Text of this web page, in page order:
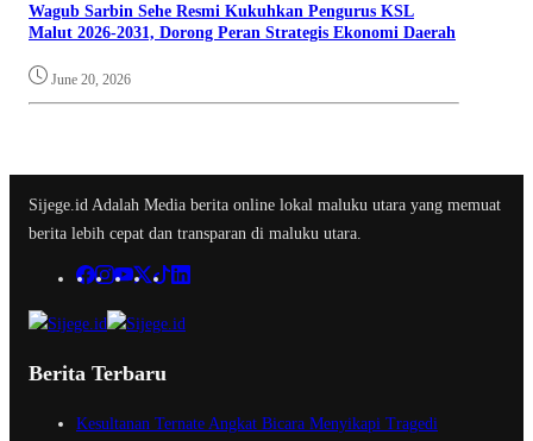
Wagub Sarbin Sehe Resmi Kukuhkan Pengurus KSL
Malut 2026-2031, Dorong Peran Strategis Ekonomi Daerah
June 20, 2026
Sijege.id Adalah Media berita online lokal maluku utara yang memuat
berita lebih cepat dan transparan di maluku utara.
Berita Terbaru
Kesultanan Ternate Angkat Bicara Menyikapi Tragedi